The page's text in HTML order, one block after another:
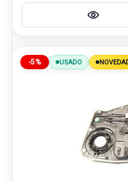
-5% USADO